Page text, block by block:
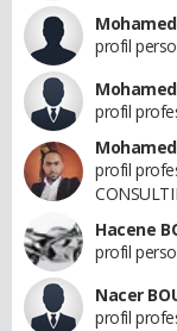
Mohamed
profil
Mohamed
profil
Mohamed
profil
Hacene
profil
Nacer
profil